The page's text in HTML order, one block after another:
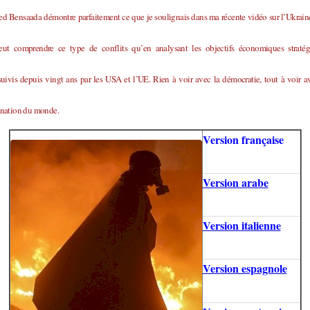
Bensaada démontre parfaitement ce que je soulignais dans ma récente vidéo sur
comprendre ce type de conflits qu’en analysant les objectifs économiques
depuis vingt ans par les USA et l’UE. Rien à voir avec la démocratie, tout à voir
du monde.
Version française
Version arabe
Version italienne
Version espagnole